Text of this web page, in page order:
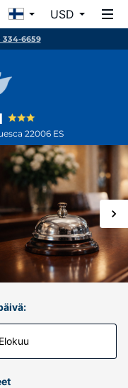
USD
334-6659
22006 ES